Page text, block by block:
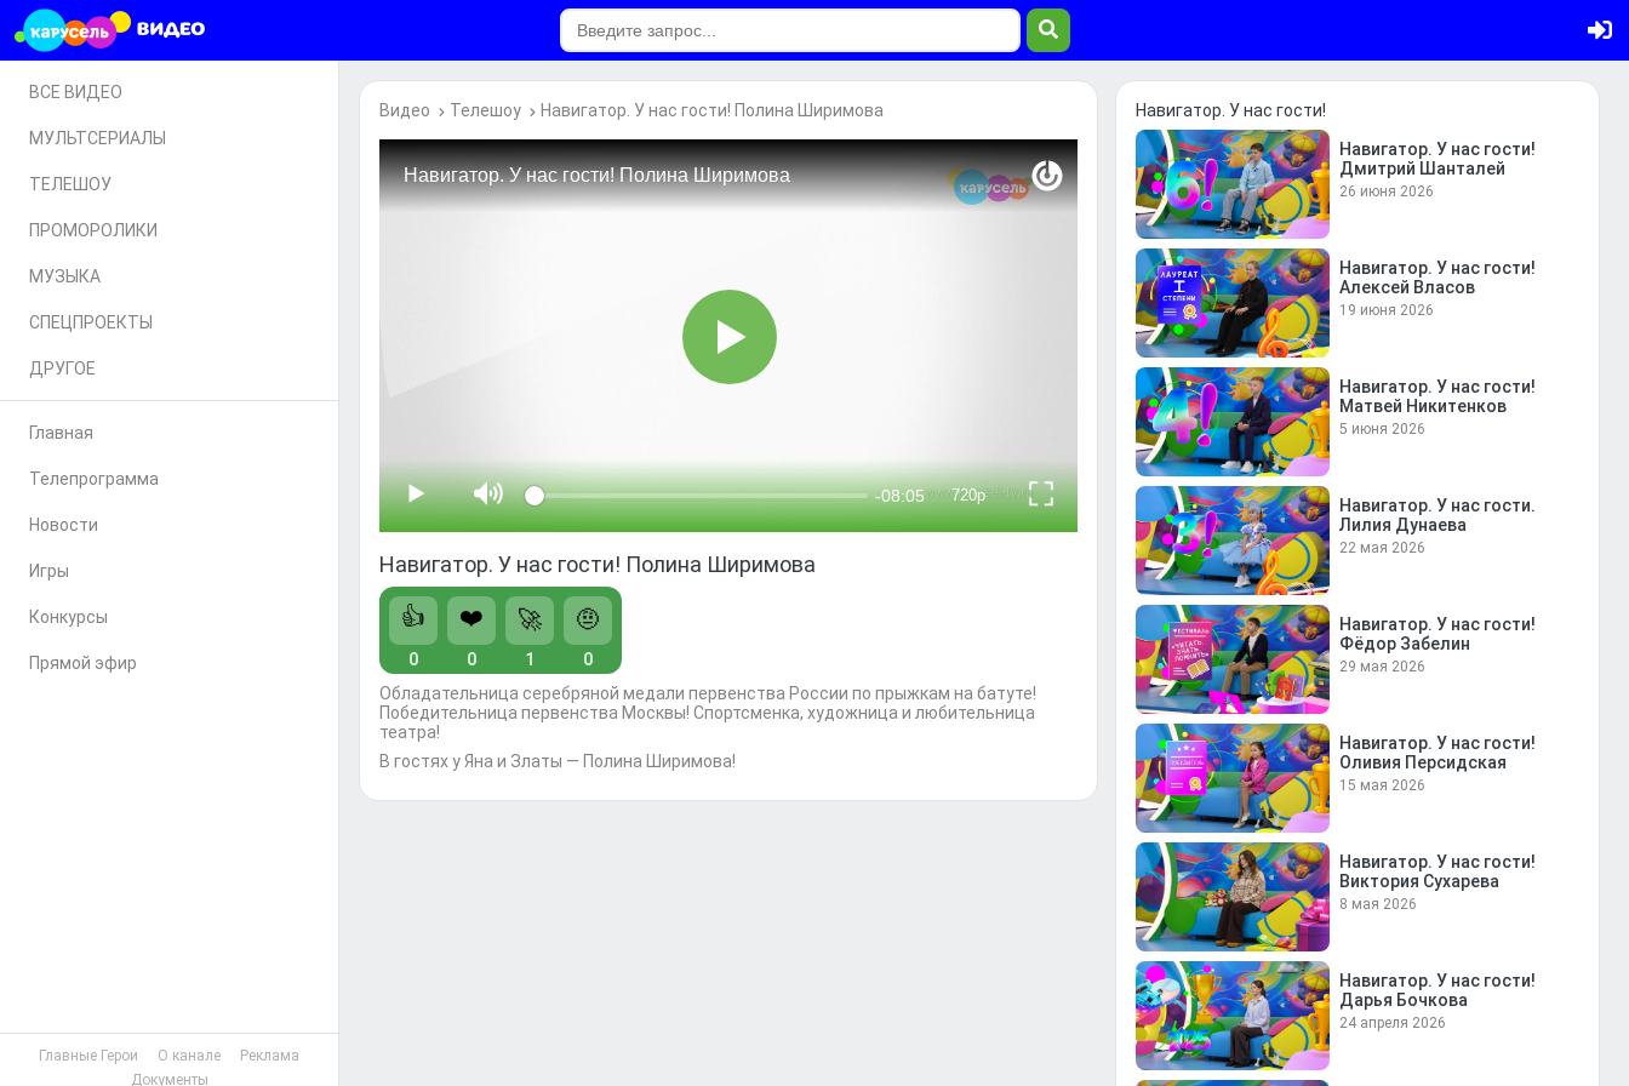
ВСЕ ВИДЕО
МУЛЬТСЕРИАЛЫ
ТЕЛЕШОУ
ПРОМОРОЛИКИ
МУЗЫКА
СПЕЦПРОЕКТЫ
ДРУГОЕ
Главная
Телепрограмма
Новости
Игры
Конкурсы
Прямой эфир
Главные Герои О канале
Реклама
Документы
Видео Телешоу Навигатор. У нас гости! Полина Ширимова
Навигатор. У нас гости! Полина Ширимова
👍
0
❤️
0
🚀
1
🤨
0
Обладательница серебряной медали первенства России по прыжкам на батуте!
Победительница первенства Москвы! Спортсменка, художница и любительница
театра!
В гостях у Яна и Златы — Полина Ширимова!
Навигатор. У нас гости!
Навигатор. У нас гости!
Дмитрий Шанталей
26 июня 2026
Навигатор. У нас гости!
Алексей Власов
19 июня 2026
Навигатор. У нас гости!
Матвей Никитенков
5 июня 2026
Навигатор. У нас гости.
Лилия Дунаева
22 мая 2026
Навигатор. У нас гости!
Фёдор Забелин
29 мая 2026
Навигатор. У нас гости!
Оливия Персидская
15 мая 2026
Навигатор. У нас гости!
Виктория Сухарева
8 мая 2026
Навигатор. У нас гости!
Дарья Бочкова
24 апреля 2026